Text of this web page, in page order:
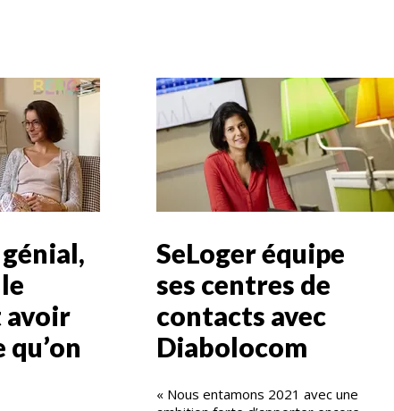
génial,
avoir
qu’on
SeLoger équipe
ses centres de
contacts avec
Diabolocom
« Nous entamons 2021 avec une